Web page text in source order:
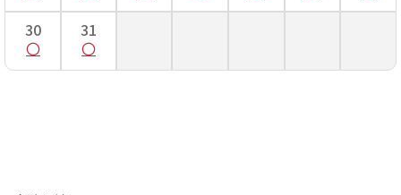
30 31